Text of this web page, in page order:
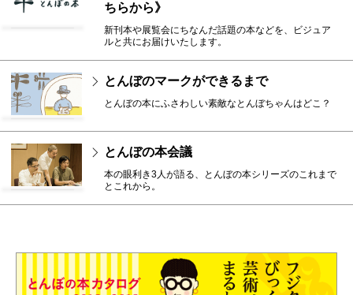
ちらから》
新刊本や展覧会にちなんだ話題の本などを、ビジュア
ルと共にお届けいたします。
とんぼのマークができるまで
とんぼの本にふさわしい素敵なとんぼちゃんはどこ？
とんぼの本会議
本の眼利き3人が語る、とんぼの本シリーズのこれまで
とこれから。